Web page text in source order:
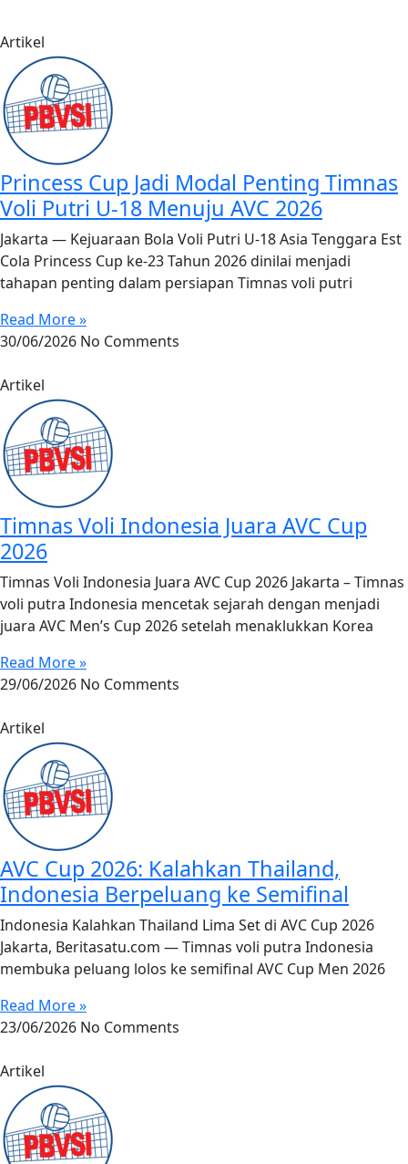
Artikel
Princess Cup Jadi Modal Penting Timnas
Voli Putri U-18 Menuju AVC 2026
Jakarta — Kejuaraan Bola Voli Putri U-18 Asia Tenggara Est
Cola Princess Cup ke-23 Tahun 2026 dinilai menjadi
tahapan penting dalam persiapan Timnas voli putri
Read More »
30/06/2026 No Comments
Artikel
Timnas Voli Indonesia Juara AVC Cup
2026
Timnas Voli Indonesia Juara AVC Cup 2026 Jakarta – Timnas
voli putra Indonesia mencetak sejarah dengan menjadi
juara AVC Men’s Cup 2026 setelah menaklukkan Korea
Read More »
29/06/2026 No Comments
Artikel
AVC Cup 2026: Kalahkan Thailand,
Indonesia Berpeluang ke Semifinal
Indonesia Kalahkan Thailand Lima Set di AVC Cup 2026
Jakarta, Beritasatu.com — Timnas voli putra Indonesia
membuka peluang lolos ke semifinal AVC Cup Men 2026
Read More »
23/06/2026 No Comments
Artikel